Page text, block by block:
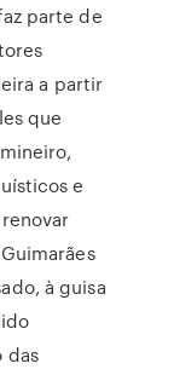
parte de
a partir
que
e
à guisa
das